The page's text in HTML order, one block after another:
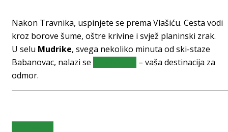
Nakon Travnika, uspinjete se prema Vlašiću. Cesta vodi
kroz borove šume, oštre krivine i svjež planinski zrak.
U selu Mudrike, svega nekoliko minuta od ski-staze
Babanovac, nalazi se
– vaša destinacija za
odmor.